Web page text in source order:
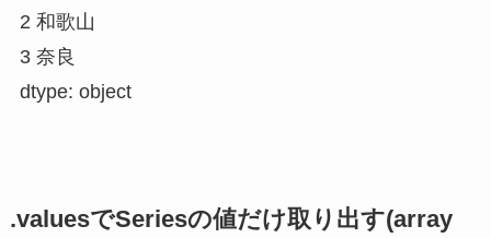
2 和歌山
3 奈良
dtype: object
.valuesでSeriesの値だけ取り出す(array